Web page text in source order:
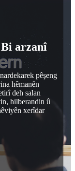
arzanî
pêşeng
hêmanên
deh salan
hilberandin û
xerîdar